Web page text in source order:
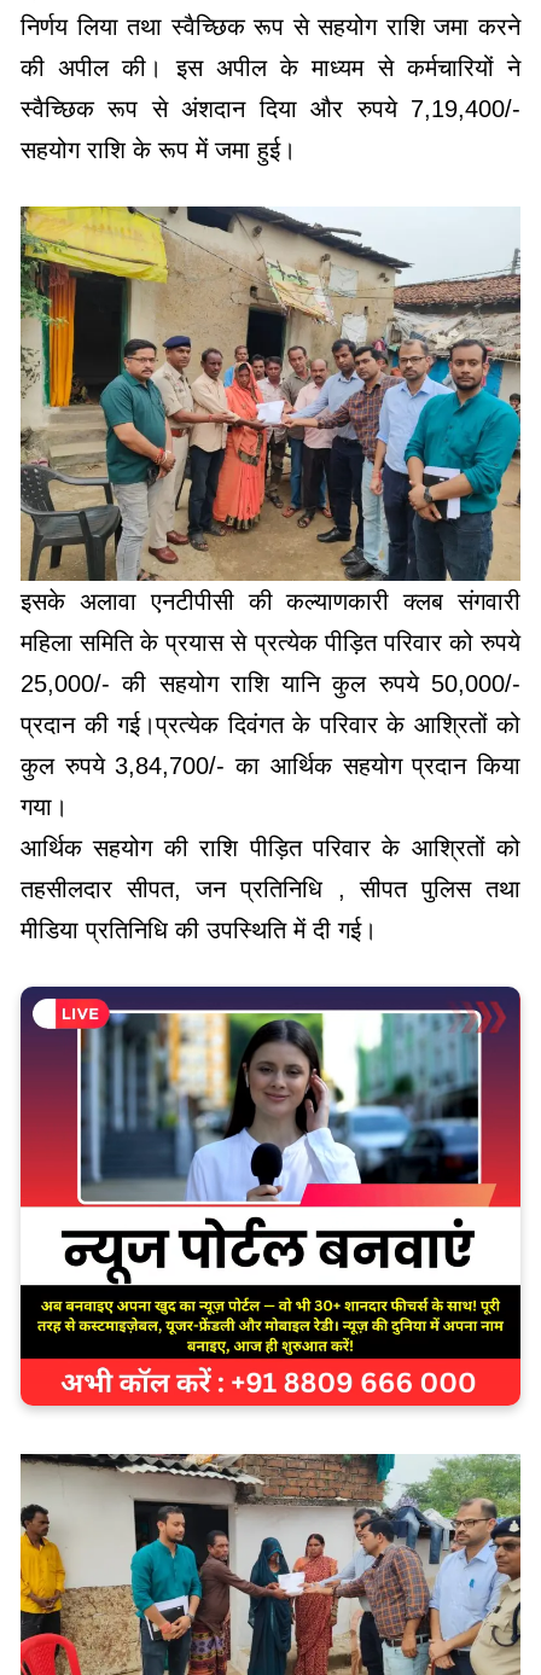
निर्णय लिया तथा स्वैच्छिक रूप से सहयोग राशि जमा करने
की अपील की। इस अपील के माध्यम से कर्मचारियों ने
स्वैच्छिक रूप से अंशदान दिया और रुपये 7,19,400/-
सहयोग राशि के रूप में जमा हुई।
इसके अलावा एनटीपीसी की कल्याणकारी क्लब संगवारी
महिला समिति के प्रयास से प्रत्येक पीड़ित परिवार को रुपये
25,000/- की सहयोग राशि यानि कुल रुपये 50,000/-
प्रदान की गई।प्रत्येक दिवंगत के परिवार के आश्रितों को
कुल रुपये 3,84,700/- का आर्थिक सहयोग प्रदान किया
गया।
आर्थिक सहयोग की राशि पीड़ित परिवार के आश्रितों को
तहसीलदार सीपत, जन प्रतिनिधि , सीपत पुलिस तथा
मीडिया प्रतिनिधि की उपस्थिति में दी गई।